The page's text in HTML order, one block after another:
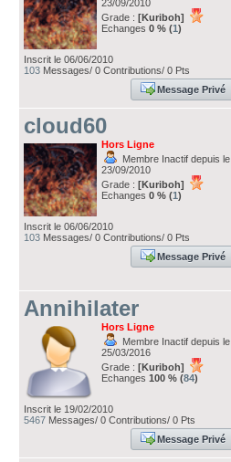
23/09/2010
Grade : [Kuriboh]
Echanges 0 % (1)
Inscrit le 06/06/2010
103 Messages/ 0 Contributions/ 0 Pts
Message Privé
cloud60
Hors Ligne
Membre Inactif depuis le
23/09/2010
Grade : [Kuriboh]
Echanges 0 % (1)
Inscrit le 06/06/2010
103 Messages/ 0 Contributions/ 0 Pts
Message Privé
Annihilater
Hors Ligne
Membre Inactif depuis le
25/03/2016
Grade : [Kuriboh]
Echanges 100 % (84)
Inscrit le 19/02/2010
5467 Messages/ 0 Contributions/ 0 Pts
Message Privé